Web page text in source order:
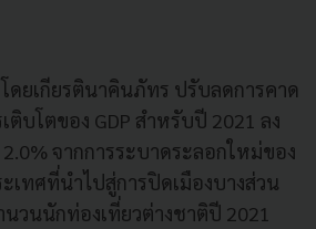
โดยเกียรตินาคินภัทร ปรับลดการคาด
ติบโตของ GDP สำหรับปี 2021 ลง
จากการระบาดระลอกใหม่ของ
เทศที่นำไปสู่การปิดเมืองบางส่วน
วนนักท่องเที่ยวต่างชาติปี 2021